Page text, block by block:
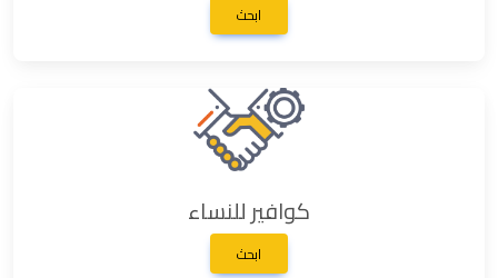
ابحث
كوافير للنساء
ابحث